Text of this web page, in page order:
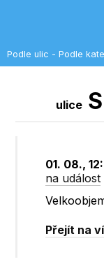
Podle ulic - Podle
ulice
01. 08.,
na událost
Přejít na